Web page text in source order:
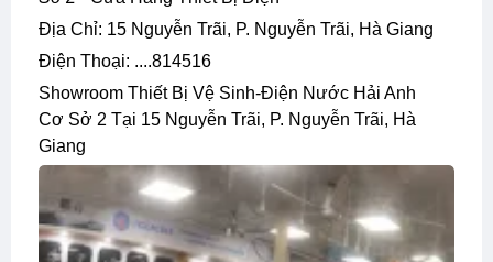
Địa Chỉ: 15 Nguyễn Trãi, P. Nguyễn Trãi, Hà Giang
Điện Thoại: ....814516
Showroom Thiết Bị Vệ Sinh-Điện Nước Hải Anh
Cơ Sở 2 Tại 15 Nguyễn Trãi, P. Nguyễn Trãi, Hà
Giang